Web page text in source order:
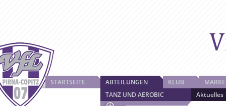
STARTSEITE
ABTEILUNGEN
TANZ UND AEROBIC
Aktuelles
KLUB